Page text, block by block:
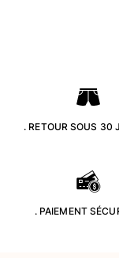
. RETOUR SOUS 30
. PAIEMENT